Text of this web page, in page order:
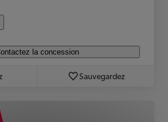
la concession
Sauvegardez